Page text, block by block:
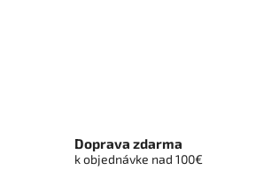
Doprava zdarma
k objednávke nad 100€